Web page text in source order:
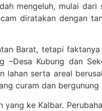
mengeluh, mulai dari
diratakan dengan
Barat, tetapi
Kubung dan
lahan serta areal
curam dan bergunung
ke Kalbar.